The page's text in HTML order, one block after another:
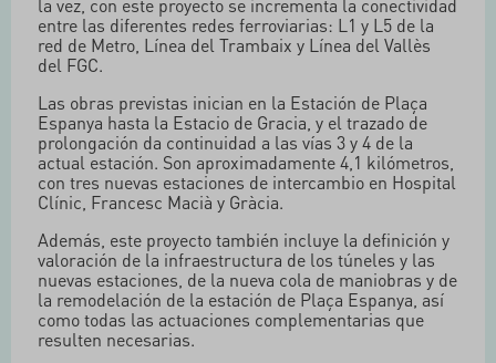
la vez, con este proyecto se incrementa la conectividad
entre las diferentes redes ferroviarias: L1 y L5 de la
red de Metro, Línea del Trambaix y Línea del Vallès
del FGC.
Las obras previstas inician en la Estación de Plaça
Espanya hasta la Estacio de Gracia, y el trazado de
prolongación da continuidad a las vías 3 y 4 de la
actual estación. Son aproximadamente 4,1 kilómetros,
con tres nuevas estaciones de intercambio en Hospital
Clínic, Francesc Macià y Gràcia.
Además, este proyecto también incluye la definición y
valoración de la infraestructura de los túneles y las
nuevas estaciones, de la nueva cola de maniobras y de
la remodelación de la estación de Plaça Espanya, así
como todas las actuaciones complementarias que
resulten necesarias.